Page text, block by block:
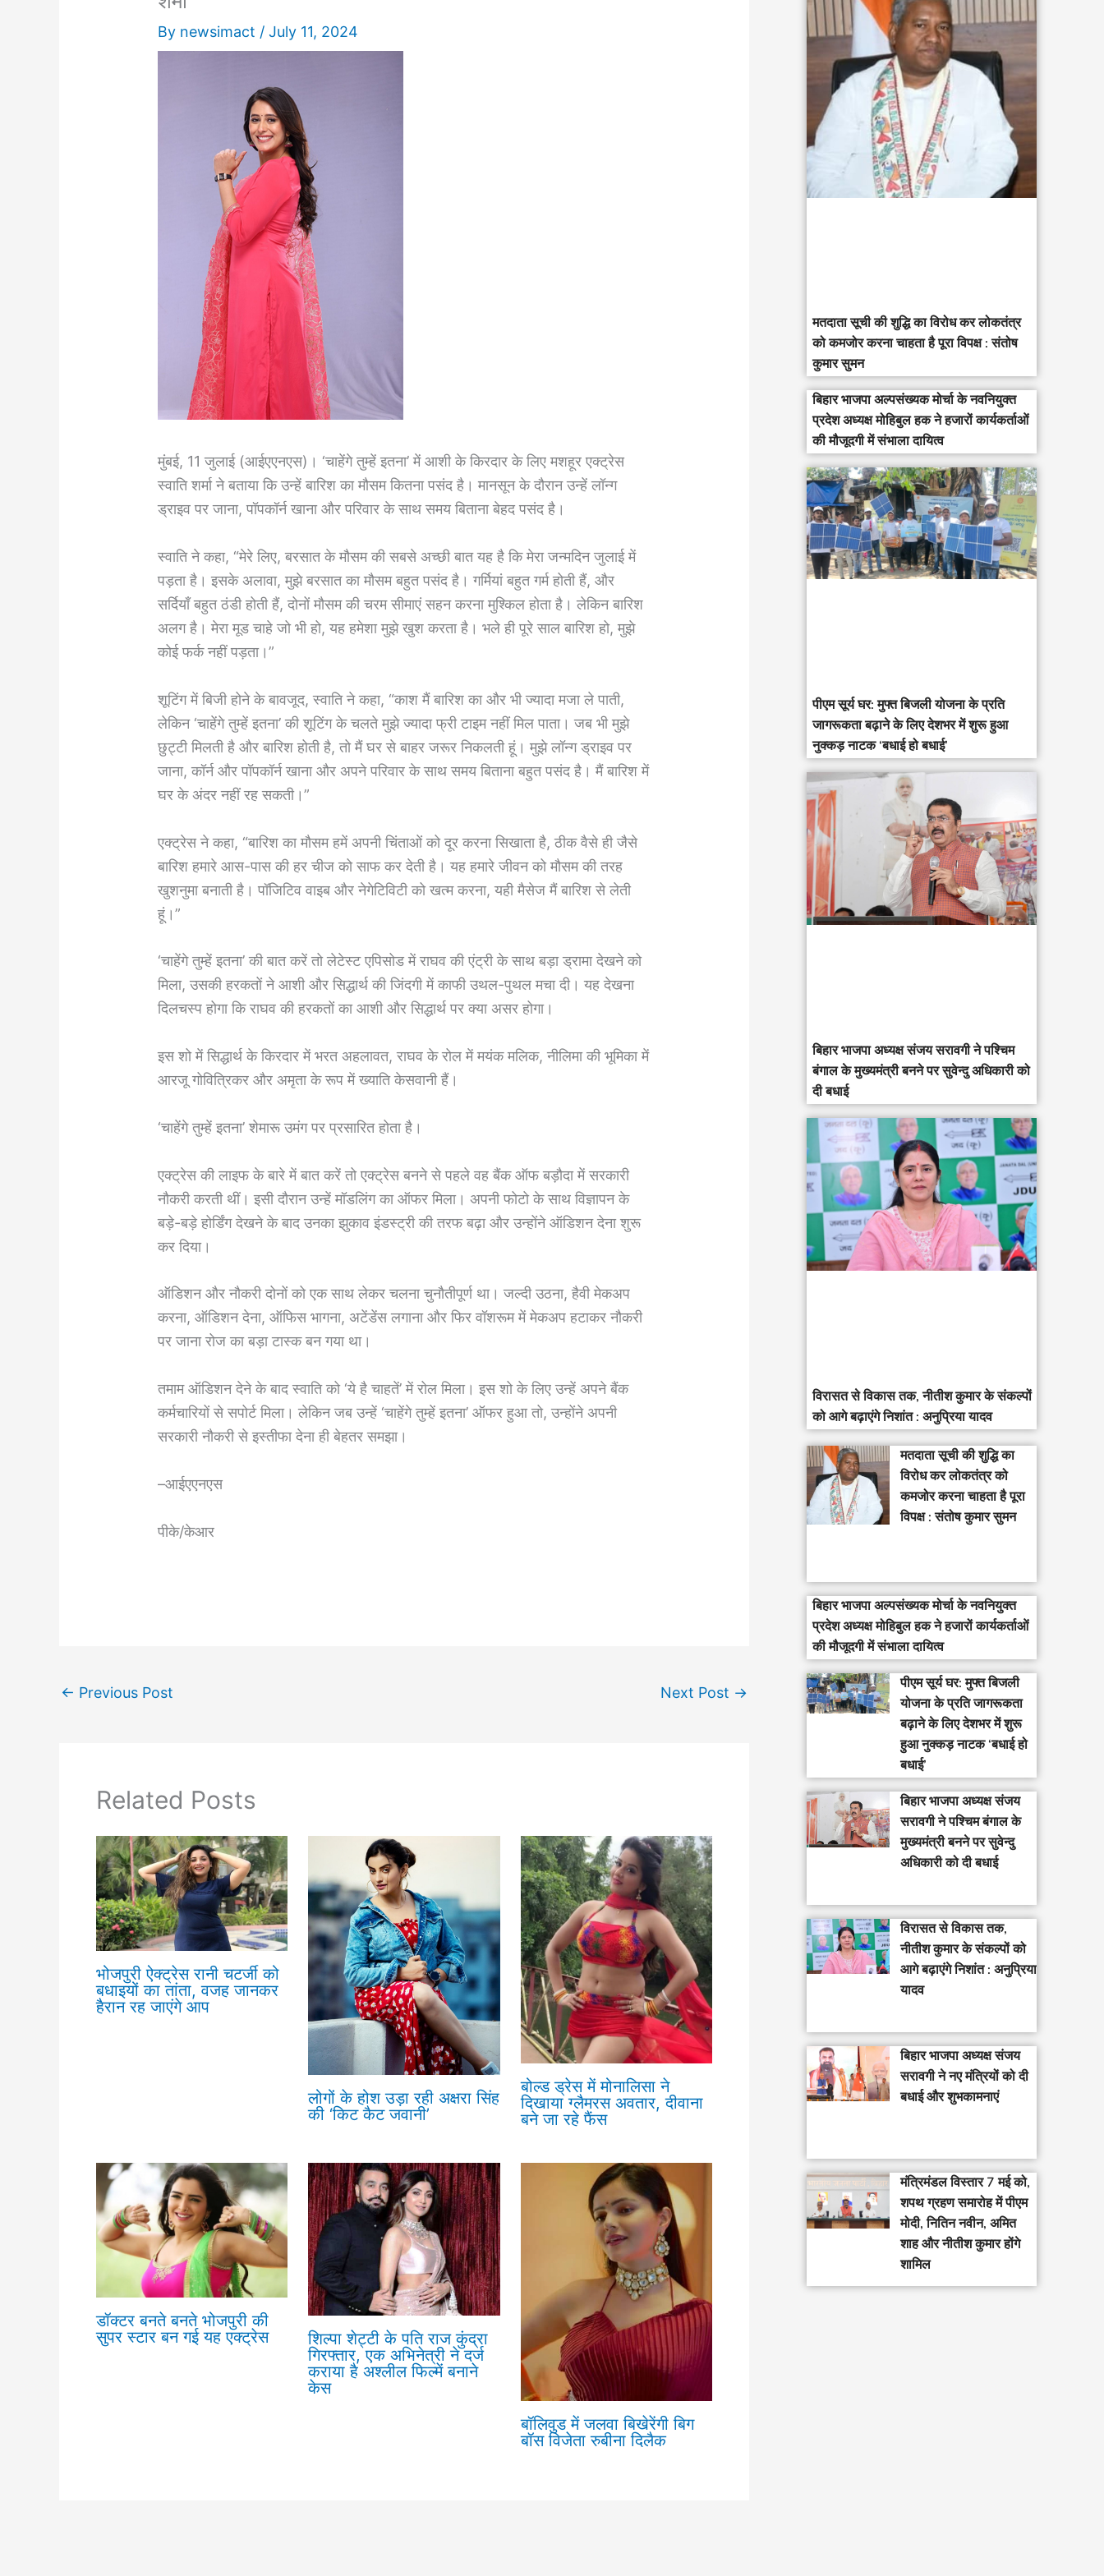
By newsimact /July 11, 2024
मुंबई, 11 जुलाई (आईएएनएस)। ‘चाहेंगे तुम्हें इतना’ में आशी के किरदार के लिए मशहूर एक्ट्रेस
स्वाति शर्मा ने बताया कि उन्हें बारिश का मौसम कितना पसंद है। मानसून के दौरान उन्हें लॉन्ग
ड्राइव पर जाना, पॉपकॉर्न खाना और परिवार के साथ समय बिताना बेहद पसंद है।
स्वाति ने कहा, “मेरे लिए, बरसात के मौसम की सबसे अच्छी बात यह है कि मेरा जन्मदिन जुलाई में
पड़ता है। इसके अलावा, मुझे बरसात का मौसम बहुत पसंद है। गर्मियां बहुत गर्म होती हैं, और
सर्दियाँ बहुत ठंडी होती हैं, दोनों मौसम की चरम सीमाएं सहन करना मुश्किल होता है। लेकिन बारिश
अलग है। मेरा मूड चाहे जो भी हो, यह हमेशा मुझे खुश करता है। भले ही पूरे साल बारिश हो, मुझे
कोई फर्क नहीं पड़ता।”
शूटिंग में बिजी होने के बावजूद, स्वाति ने कहा, “काश मैं बारिश का और भी ज्यादा मजा ले पाती,
लेकिन ‘चाहेंगे तुम्हें इतना’ की शूटिंग के चलते मुझे ज्यादा फ्री टाइम नहीं मिल पाता। जब भी मुझे
छुट्टी मिलती है और बारिश होती है, तो मैं घर से बाहर जरूर निकलती हूं। मुझे लॉन्ग ड्राइव पर
जाना, कॉर्न और पॉपकॉर्न खाना और अपने परिवार के साथ समय बिताना बहुत पसंद है। मैं बारिश में
घर के अंदर नहीं रह सकती।”
एक्ट्रेस ने कहा, “बारिश का मौसम हमें अपनी चिंताओं को दूर करना सिखाता है, ठीक वैसे ही जैसे
बारिश हमारे आस-पास की हर चीज को साफ कर देती है। यह हमारे जीवन को मौसम की तरह
खुशनुमा बनाती है। पॉजिटिव वाइब और नेगेटिविटी को खत्म करना, यही मैसेज मैं बारिश से लेती
हूं।”
‘चाहेंगे तुम्हें इतना’ की बात करें तो लेटेस्ट एपिसोड में राघव की एंट्री के साथ बड़ा ड्रामा देखने को
मिला, उसकी हरकतों ने आशी और सिद्धार्थ की जिंदगी में काफी उथल-पुथल मचा दी। यह देखना
दिलचस्प होगा कि राघव की हरकतों का आशी और सिद्धार्थ पर क्या असर होगा।
इस शो में सिद्धार्थ के किरदार में भरत अहलावत, राघव के रोल में मयंक मलिक, नीलिमा की भूमिका में
आरजू गोवित्रिकर और अमृता के रूप में ख्याति केसवानी हैं।
‘चाहेंगे तुम्हें इतना’ शेमारू उमंग पर प्रसारित होता है।
एक्ट्रेस की लाइफ के बारे में बात करें तो एक्ट्रेस बनने से पहले वह बैंक ऑफ बड़ौदा में सरकारी
नौकरी करती थीं। इसी दौरान उन्हें मॉडलिंग का ऑफर मिला। अपनी फोटो के साथ विज्ञापन के
बड़े-बड़े होर्डिंग देखने के बाद उनका झुकाव इंडस्ट्री की तरफ बढ़ा और उन्होंने ऑडिशन देना शुरू
कर दिया।
ऑडिशन और नौकरी दोनों को एक साथ लेकर चलना चुनौतीपूर्ण था। जल्दी उठना, हैवी मेकअप
करना, ऑडिशन देना, ऑफिस भागना, अटेंडेंस लगाना और फिर वॉशरूम में मेकअप हटाकर नौकरी
पर जाना रोज का बड़ा टास्क बन गया था।
तमाम ऑडिशन देने के बाद स्वाति को ‘ये है चाहतें’ में रोल मिला। इस शो के लिए उन्हें अपने बैंक
कर्मचारियों से सपोर्ट मिला। लेकिन जब उन्हें ‘चाहेंगे तुम्हें इतना’ ऑफर हुआ तो, उन्होंने अपनी
सरकारी नौकरी से इस्तीफा देना ही बेहतर समझा।
–आईएएनएस
पीके/केआर
← Previous Post Next Post →
Related Posts
भोजपुरी ऐक्ट्रेस रानी चटर्जी को
बधाइयों का तांता, वजह जानकर
हैरान रह जाएंगे आप
लोगों के होश उड़ा रही अक्षरा सिंह
की ‘किट कैट जवानी’
बोल्ड ड्रेस में मोनालिसा ने
दिखाया ग्लैमरस अवतार, दीवाना
बने जा रहे फैंस
डॉक्टर बनते बनते भोजपुरी की
सुपर स्टार बन गई यह एक्ट्रेस
शिल्पा शेट्टी के पति राज कुंद्रा
गिरफ्तार, एक अभिनेत्री ने दर्ज
कराया है अश्लील फिल्में बनाने
केस
बॉलिवुड में जलवा बिखेरेंगी बिग
बॉस विजेता रुबीना दिलैक
मतदाता सूची की शुद्धि का विरोध कर लोकतंत्र
को कमजोर करना चाहता है पूरा विपक्ष : संतोष
कुमार सुमन
बिहार भाजपा अल्पसंख्यक मोर्चा के नवनियुक्त
प्रदेश अध्यक्ष मोहिबुल हक ने हजारों कार्यकर्ताओं
की मौजूदगी में संभाला दायित्व
पीएम सूर्य घर: मुफ्त बिजली योजना के प्रति
जागरूकता बढ़ाने के लिए देशभर में शुरू हुआ
नुक्कड़ नाटक ‘बधाई हो बधाई’
‎बिहार भाजपा अध्यक्ष संजय सरावगी ने पश्चिम
बंगाल के मुख्यमंत्री बनने पर सुवेन्दु अधिकारी को
दी बधाई
विरासत से विकास तक, नीतीश कुमार के संकल्पों
को आगे बढ़ाएंगे निशांत : अनुप्रिया यादव
मतदाता सूची की शुद्धि का
विरोध कर लोकतंत्र को
कमजोर करना चाहता है पूरा
विपक्ष : संतोष कुमार सुमन
बिहार भाजपा अल्पसंख्यक मोर्चा के नवनियुक्त
प्रदेश अध्यक्ष मोहिबुल हक ने हजारों कार्यकर्ताओं
की मौजूदगी में संभाला दायित्व
पीएम सूर्य घर: मुफ्त बिजली
योजना के प्रति जागरूकता
बढ़ाने के लिए देशभर में शुरू
हुआ नुक्कड़ नाटक ‘बधाई हो
बधाई’
‎बिहार भाजपा अध्यक्ष संजय
सरावगी ने पश्चिम बंगाल के
मुख्यमंत्री बनने पर सुवेन्दु
अधिकारी को दी बधाई
विरासत से विकास तक,
नीतीश कुमार के संकल्पों को
आगे बढ़ाएंगे निशांत : अनुप्रिया
यादव
बिहार भाजपा अध्यक्ष संजय
सरावगी ने नए मंत्रियों को दी
बधाई और शुभकामनाएं
मंत्रिमंडल विस्तार 7 मई को,
शपथ ग्रहण समारोह में पीएम
मोदी, नितिन नवीन, अमित
शाह और नीतीश कुमार होंगे
शामिल